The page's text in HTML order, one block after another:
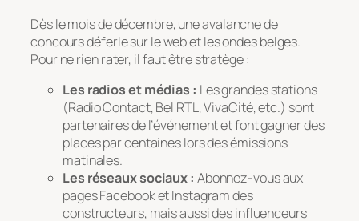
Dès le mois de décembre, une avalanche de
concours déferle sur le web et les ondes belges.
Pour ne rien rater, il faut être stratège :
Les radios et médias : Les grandes stations
(Radio Contact, Bel RTL, VivaCité, etc.) sont
partenaires de l’événement et font gagner des
places par centaines lors des émissions
matinales.
Les réseaux sociaux : Abonnez-vous aux
pages Facebook et Instagram des
constructeurs, mais aussi des influenceurs